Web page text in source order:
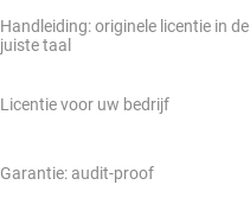
Handleiding: originele licentie in de
juiste taal
Licentie voor uw bedrijf
Garantie: audit-proof